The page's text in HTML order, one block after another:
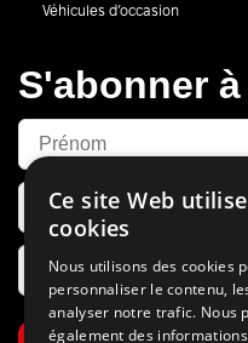
Véhicules d’occasion
S'abonner
Ce site Web
cookies
Nous utilisons des cookies
personnaliser le contenu,
analyser notre trafic. Nous
également des